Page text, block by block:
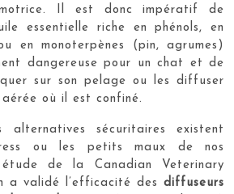
Il est donc impératif de
essentielle riche en phénols, en
en monoterpènes (pin, agrumes)
dangereuse pour un chat et de
sur son pelage ou les diffuser
où il est confiné.
alternatives sécuritaires existent
ou les petits maux de nos
étude de la Canadian Veterinary
a validé l’efficacité des diffuseurs